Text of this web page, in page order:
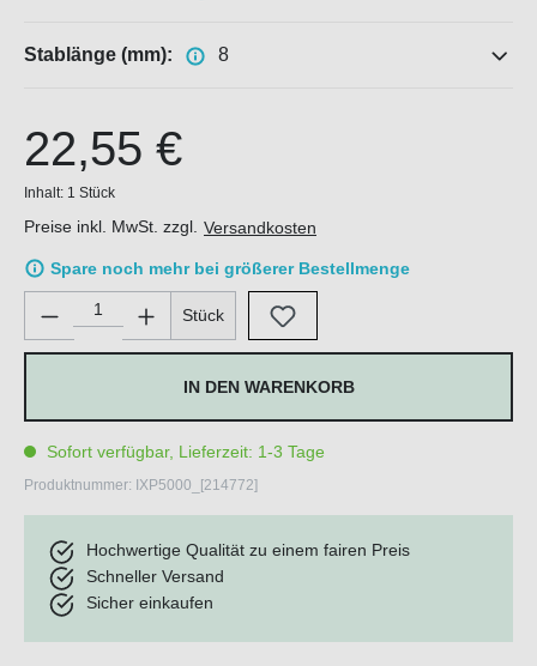
Stablänge (mm): 8
22,55 €
Inhalt: 1 Stück
Preise inkl. MwSt. zzgl. Versandkosten
Spare noch mehr bei größerer Bestellmenge
Produkt Anzahl: Gib den gewünschten Wert ein oder
Stück
IN DEN WARENKORB
Sofort verfügbar, Lieferzeit: 1-3 Tage
Produktnummer: IXP5000_[214772]
Hochwertige Qualität zu einem fairen Preis
Schneller Versand
Sicher einkaufen